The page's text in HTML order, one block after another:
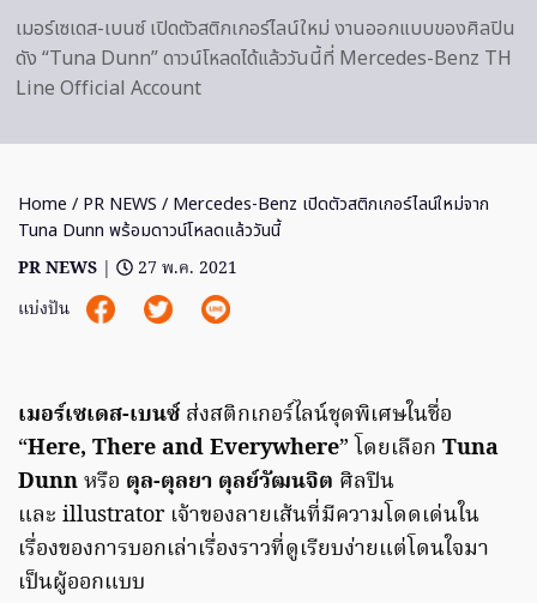
เมอร์เซเดส-เบนซ์ เปิดตัวสติกเกอร์ไลน์ใหม่ งานออกแบบของศิลปิน
ดัง “Tuna Dunn” ดาวน์โหลดได้แล้ววันนี้ที่ Mercedes-Benz TH
Line Official Account
Home / PR NEWS / Mercedes-Benz เปิดตัวสติกเกอร์ไลน์ใหม่จาก
Tuna Dunn พร้อมดาวน์โหลดแล้ววันนี้
PR NEWS |
27 พ.ค. 2021
แบ่งปัน
เมอร์เซเดส-เบนซ์ ส่งสติกเกอร์ไลน์ชุดพิเศษในชื่อ
“Here, There and Everywhere” โดยเลือก Tuna
Dunnหรือ ตุล-ตุลยา ตุลย์วัฒนจิต ศิลปิน
และ illustrator เจ้าของลายเส้นที่มีความโดดเด่นใน
เรื่องของการบอกเล่าเรื่องราวที่ดูเรียบง่ายแต่โดนใจมา
เป็นผู้ออกแบบ